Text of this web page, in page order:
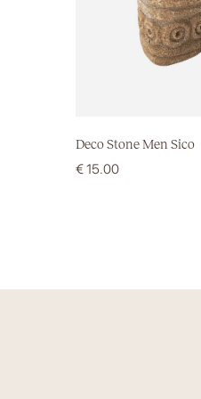
Deco Stone Men Sico
€15.00